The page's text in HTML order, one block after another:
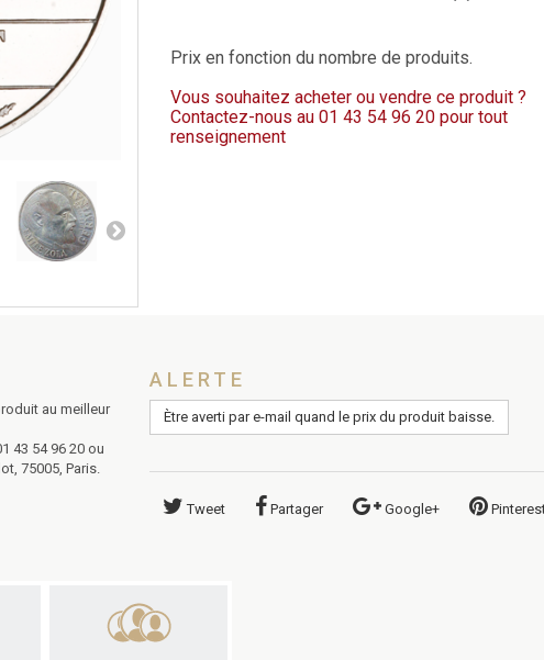
Prix en fonction du nombre de produits.
Vous souhaitez acheter ou vendre ce produit ?
Contactez-nous au 01 43 54 96 20 pour tout
renseignement
au meilleur
43 54 96 20 ou
75005, Paris.
ALERTE
Tweet Partager Google+